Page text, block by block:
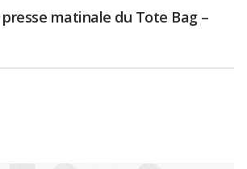
matinale du Tote Bag –